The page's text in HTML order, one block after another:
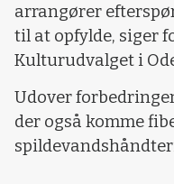
arrangører
til at opfylde, siger
Kulturudvalget i
Udover
der også komme